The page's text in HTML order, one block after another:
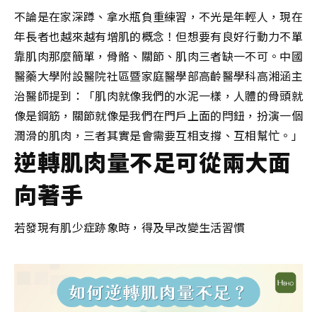
不論是在家深蹲、拿水瓶負重練習，不光是年輕人，現在
年長者也越來越有增肌的概念！但想要有良好行動力不單
靠肌肉那麼簡單，骨骼、關節、肌肉三者缺一不可。中國
醫藥大學附設醫院社區暨家庭醫學部高齡醫學科高湘涵主
治醫師提到：「肌肉就像我們的水泥一樣，人體的骨頭就
像是鋼筋，關節就像是我們在門戶上面的閂鈕，扮演一個
潤滑的肌肉，三者其實是會需要互相支撐、互相幫忙。」
逆轉肌肉量不足可從兩大面
向著手
若發現有肌少症跡象時，得及早改變生活習慣